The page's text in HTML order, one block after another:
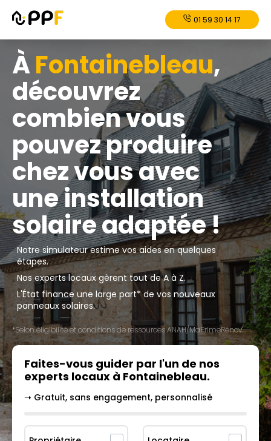
01 59 30 14 17
ÀFontainebleau,
découvrez
combien vous
pouvez produire
chez vous avec
une installation
solaire adaptée !
Notre simulateur estime vos aides en quelques
étapes.
Nos experts locaux gèrent tout de A à Z.
L'État finance une large part* de vos nouveaux
panneaux solaires.
*Selon éligibilité et conditions de ressources ANAH/MaPrimeRénov'.
Faites-vous guider par l'un de nos
experts locaux à Fontainebleau.
➝ Gratuit, sans engagement, personnalisé